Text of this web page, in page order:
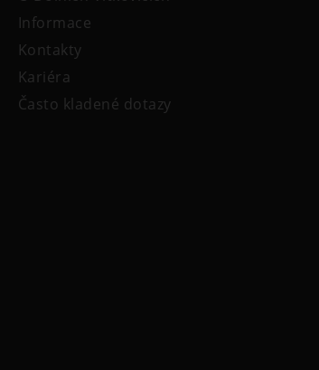
Informace
Kontakty
Kariéra
Často kladené dotazy